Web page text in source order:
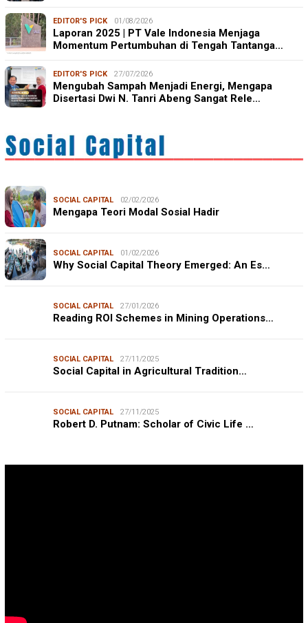
EDITOR'S PICK 01/08/2026
Laporan 2025 | PT Vale Indonesia Menjaga
Momentum Pertumbuhan di Tengah Tantanga…
EDITOR'S PICK 27/07/2026
Mengubah Sampah Menjadi Energi, Mengapa
Disertasi Dwi N. Tanri Abeng Sangat Rele…
SOCIAL CAPITAL 02/02/2026
Mengapa Teori Modal Sosial Hadir
SOCIAL CAPITAL 01/02/2026
Why Social Capital Theory Emerged: An Es…
SOCIAL CAPITAL 27/01/2026
Reading ROI Schemes in Mining Operations…
SOCIAL CAPITAL 27/11/2025
Social Capital in Agricultural Tradition…
SOCIAL CAPITAL 27/11/2025
Robert D. Putnam: Scholar of Civic Life …